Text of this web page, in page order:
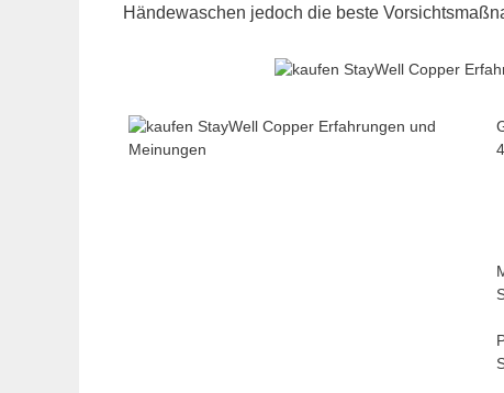
Händewaschen jedoch die beste